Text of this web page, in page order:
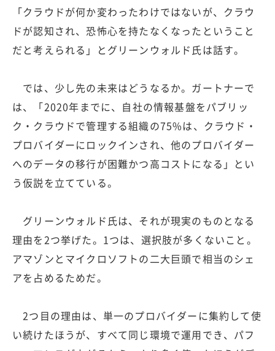
「クラウドが何か変わったわけではないが、クラウ
ドが認知され、恐怖心を持たなくなったということ
だと考えられる」とグリーンウォルド氏は話す。
では、少し先の未来はどうなるか。ガートナーで
は、「2020年までに、自社の情報基盤をパブリッ
ク・クラウドで管理する組織の75%は、クラウド・
プロバイダーにロックインされ、他のプロバイダー
へのデータの移行が困難かつ高コストになる」とい
う仮説を立てている。
グリーンウォルド氏は、それが現実のものとなる
理由を2つ挙げた。1つは、選択肢が多くないこと。
アマゾンとマイクロソフトの二大巨頭で相当のシェ
アを占めるためだ。
2つ目の理由は、単一のプロバイダーに集約して使
い続けたほうが、すべて同じ環境で運用でき、パフ